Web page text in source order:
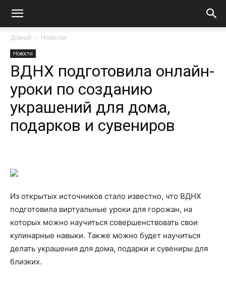
Домой Новости
Новости
ВДНХ подготовила онлайн-
уроки по созданию
украшений для дома,
подарков и сувениров
Из открытых источников стало известно, что ВДНХ
подготовила виртуальные уроки для горожан, на
которых можно научиться совершенствовать свои
кулинарные навыки. Также можно будет научиться
делать украшения для дома, подарки и сувениры для
близких.